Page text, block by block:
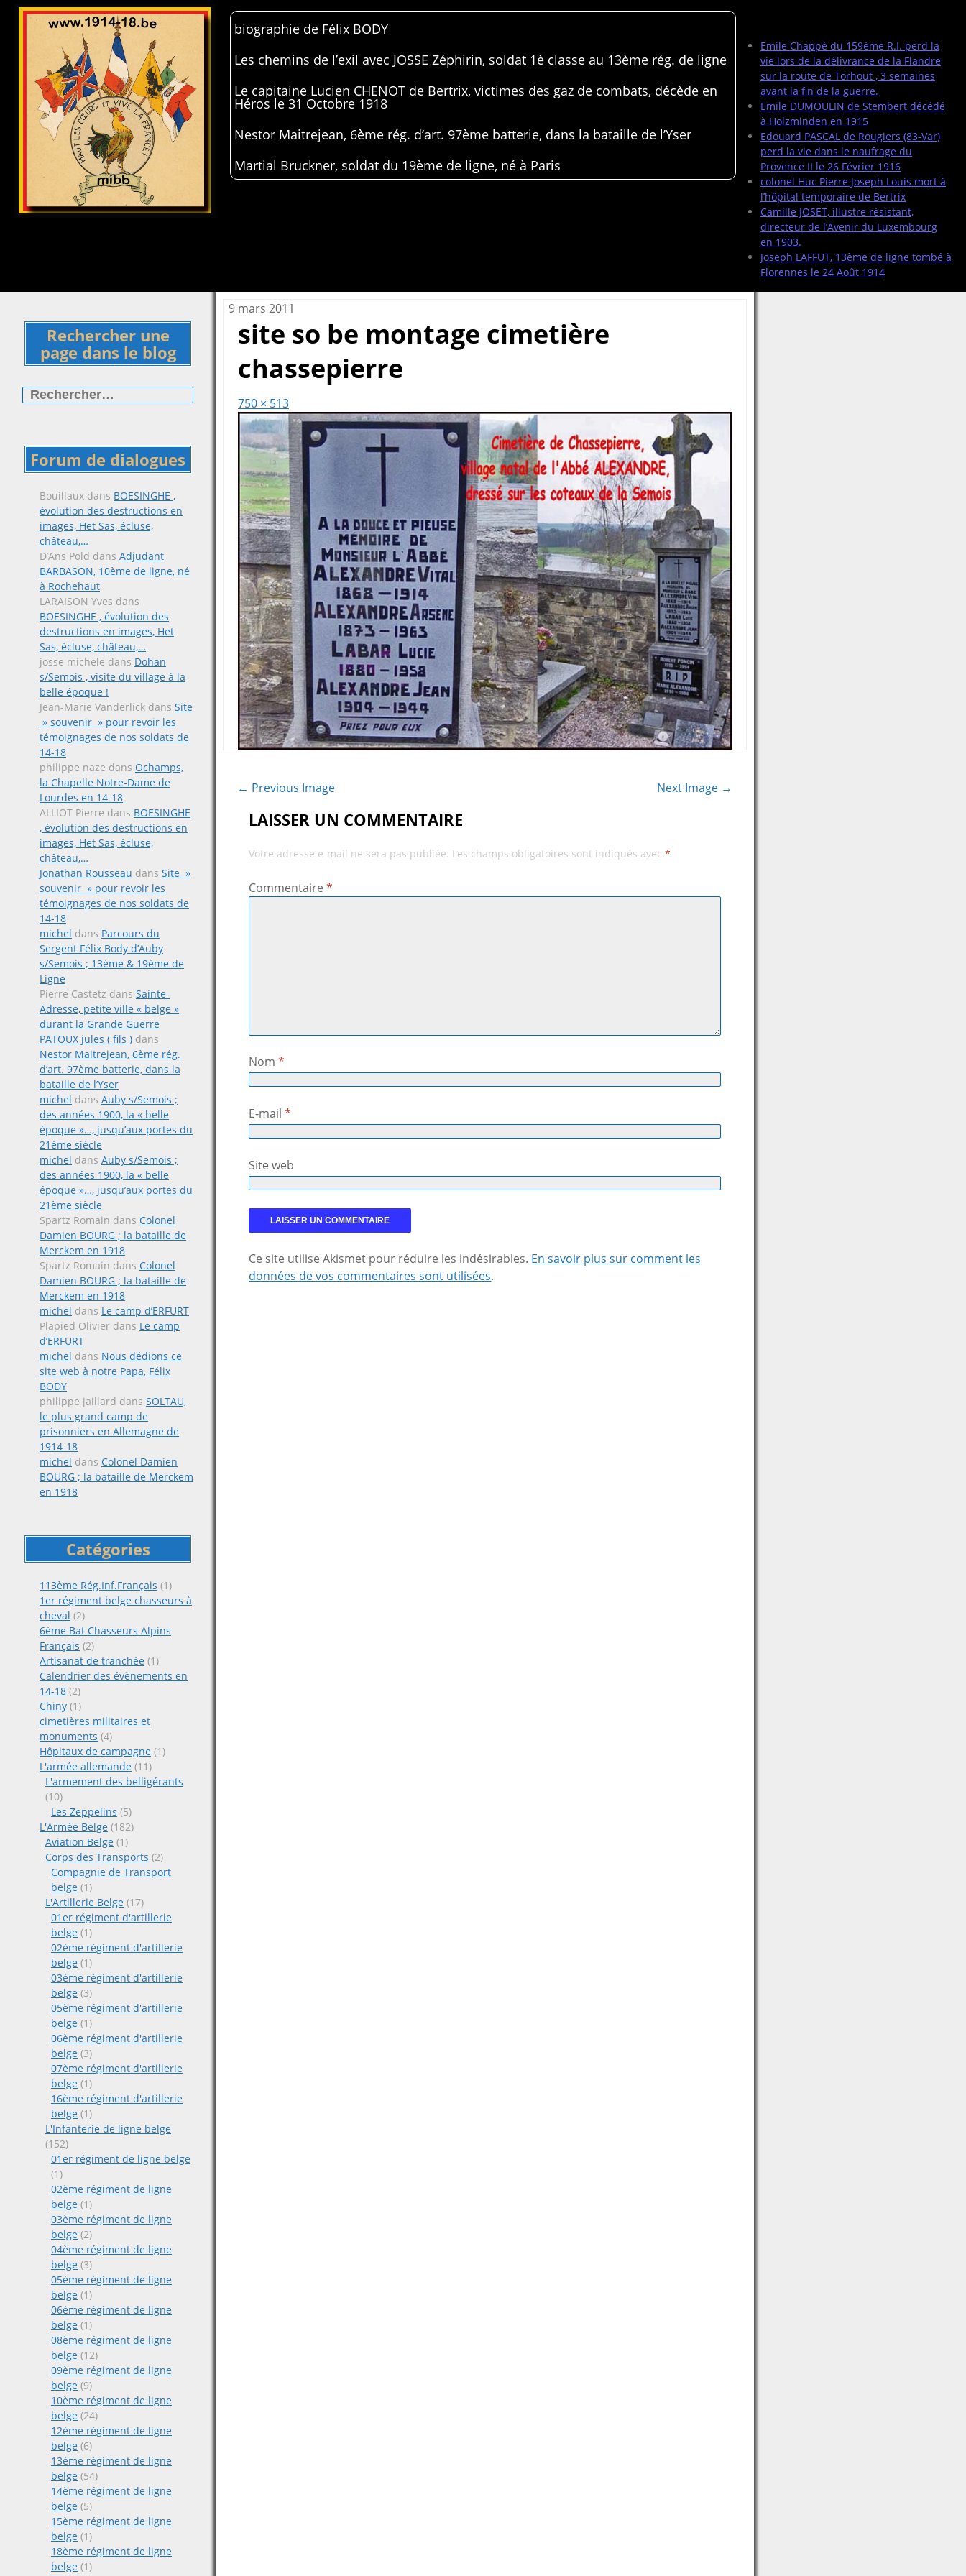
Emile Chappé du 159ème R.I. perd la
vie lors de la délivrance de la Flandre
sur la route de Torhout , 3 semaines
avant la fin de la guerre.
Emile DUMOULIN de Stembert décédé
à Holzminden en 1915
Edouard PASCAL de Rougiers (83-Var)
perd la vie dans le naufrage du
Provence II le 26 Février 1916
colonel Huc Pierre Joseph Louis mort à
l’hôpital temporaire de Bertrix
Camille JOSET, illustre résistant,
directeur de l’Avenir du Luxembourg
en 1903.
Joseph LAFFUT, 13ème de ligne tombé à
Florennes le 24 Août 1914
biographie de Félix BODY
Les chemins de l’exil avec JOSSE Zéphirin, soldat 1è classe au 13ème rég. de ligne
Le capitaine Lucien CHENOT de Bertrix, victimes des gaz de combats, décède en
Héros le 31 Octobre 1918
Nestor Maitrejean, 6ème rég. d’art. 97ème batterie, dans la bataille de l’Yser
Martial Bruckner, soldat du 19ème de ligne, né à Paris
Rechercher une
page dans le blog
Forum de dialogues
Bouillaux dans BOESINGHE ,
évolution des destructions en
images, Het Sas, écluse,
château,…
D’Ans Pold dans Adjudant
BARBASON, 10ème de ligne, né
à Rochehaut
LARAISON Yves dans
BOESINGHE , évolution des
destructions en images, Het
Sas, écluse, château,…
josse michele dans Dohan
s/Semois , visite du village à la
belle époque !
Jean-Marie Vanderlick dans Site
» souvenir » pour revoir les
témoignages de nos soldats de
14-18
philippe naze dans Ochamps,
la Chapelle Notre-Dame de
Lourdes en 14-18
ALLIOT Pierre dans BOESINGHE
, évolution des destructions en
images, Het Sas, écluse,
château,…
Jonathan Rousseau dans Site »
souvenir » pour revoir les
témoignages de nos soldats de
14-18
michel dans Parcours du
Sergent Félix Body d’Auby
s/Semois ; 13ème & 19ème de
Ligne
Pierre Castetz dans Sainte-
Adresse, petite ville « belge »
durant la Grande Guerre
PATOUX jules ( fils ) dans
Nestor Maitrejean, 6ème rég.
d’art. 97ème batterie, dans la
bataille de l’Yser
michel dans Auby s/Semois ;
des années 1900, la « belle
époque »…, jusqu’aux portes du
21ème siècle
michel dans Auby s/Semois ;
des années 1900, la « belle
époque »…, jusqu’aux portes du
21ème siècle
Spartz Romain dans Colonel
Damien BOURG ; la bataille de
Merckem en 1918
Spartz Romain dans Colonel
Damien BOURG ; la bataille de
Merckem en 1918
michel dans Le camp d’ERFURT
Plapied Olivier dans Le camp
d’ERFURT
michel dans Nous dédions ce
site web à notre Papa, Félix
BODY
philippe jaillard dans SOLTAU,
le plus grand camp de
prisonniers en Allemagne de
1914-18
michel dans Colonel Damien
BOURG ; la bataille de Merckem
en 1918
Catégories
113ème Rég.Inf.Français (1)
1er régiment belge chasseurs à
cheval (2)
6ème Bat Chasseurs Alpins
Français (2)
Artisanat de tranchée (1)
Calendrier des évènements en
14-18 (2)
Chiny (1)
cimetières militaires et
monuments (4)
Hôpitaux de campagne (1)
L'armée allemande (11)
L'armement des belligérants
(10)
Les Zeppelins (5)
L'Armée Belge (182)
Aviation Belge (1)
Corps des Transports (2)
Compagnie de Transport
belge (1)
L'Artillerie Belge (17)
01er régiment d'artillerie
belge (1)
02ème régiment d'artillerie
belge (1)
03ème régiment d'artillerie
belge (3)
05ème régiment d'artillerie
belge (1)
06ème régiment d'artillerie
belge (3)
07ème régiment d'artillerie
belge (1)
16ème régiment d'artillerie
belge (1)
L'Infanterie de ligne belge
(152)
01er régiment de ligne belge
(1)
02ème régiment de ligne
belge (1)
03ème régiment de ligne
belge (2)
04ème régiment de ligne
belge (3)
05ème régiment de ligne
belge (1)
06ème régiment de ligne
belge (1)
08ème régiment de ligne
belge (12)
09ème régiment de ligne
belge (9)
10ème régiment de ligne
belge (24)
12ème régiment de ligne
belge (6)
13ème régiment de ligne
belge (54)
14ème régiment de ligne
belge (5)
15ème régiment de ligne
belge (1)
18ème régiment de ligne
belge (1)
9 mars 2011
site so be montage cimetière
chassepierre
750 × 513
← Previous Image Next Image →
LAISSER UN COMMENTAIRE
Votre adresse e-mail ne sera pas publiée. Les champs obligatoires sont indiqués avec*
Commentaire*
Nom*
E-mail*
Site web
Ce site utilise Akismet pour réduire les indésirables. En savoir plus sur comment les
données de vos commentaires sont utilisées.